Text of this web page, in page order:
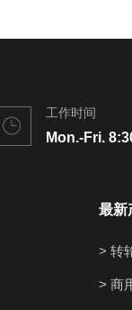
工作时间
Mon.-Fri.
最新
> 转
> 商